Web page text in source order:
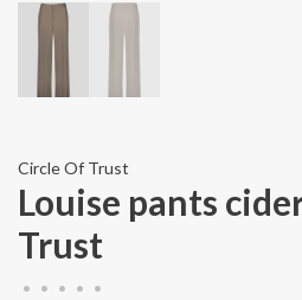
Circle Of Trust
Louise pants
Trust
• • • •
•